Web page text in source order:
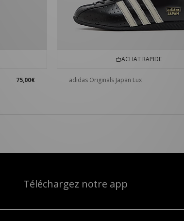
75,00€
ACHAT RAPIDE
adidas Originals Japan Lux
Téléchargez notre app